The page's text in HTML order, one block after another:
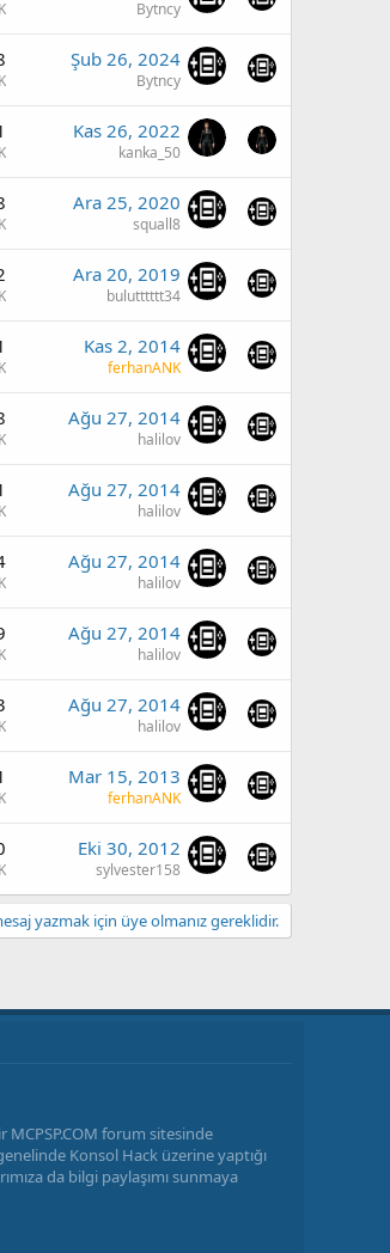
Bytncy
Şub 26, 2024
Bytncy
Kas 26, 2022
kanka_50
Ara 25, 2020
squall8
Ara 20, 2019
bulutttttt34
Kas 2, 2014
ferhanANK
Ağu 27, 2014
halilov
Ağu 27, 2014
halilov
Ağu 27, 2014
halilov
Ağu 27, 2014
halilov
Ağu 27, 2014
halilov
Mar 15, 2013
ferhanANK
Eki 30, 2012
sylvester158
yazmak için üye olmanız gereklidir.
MCPSP.COM forum sitesinde
Konsol Hack üzerine yaptığı
da bilgi paylaşımı sunmaya